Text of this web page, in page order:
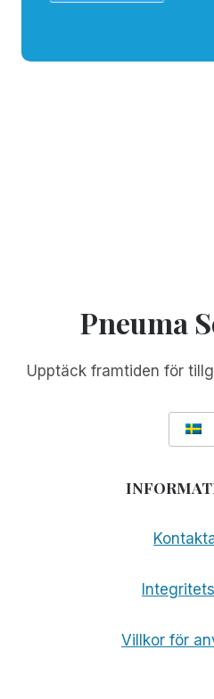
Pneuma
Upptäck framtiden för
Villkor för